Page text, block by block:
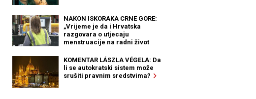
NAKON ISKORAKA CRNE GORE:
„Vrijeme je da i Hrvatska
razgovara o utjecaju
menstruacije na radni život
KOMENTAR LÁSZLA VÉGELA: Da
li se autokratski sistem može
srušiti pravnim sredstvima?